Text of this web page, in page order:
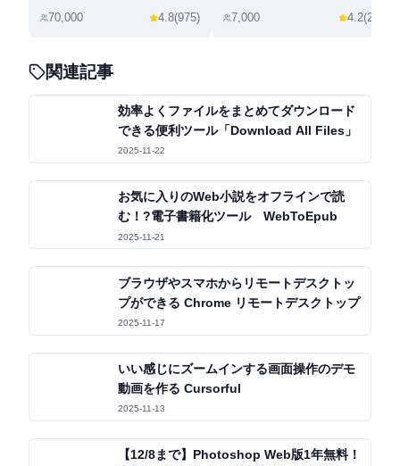
ChatGPTを美しいPDFに簡単
70,000 4.8(975) 7,000 4.2(25
関連記事
効率よくファイルをまとめてダウンロード
できる便利ツール「Download All Files」
2025-11-22
お気に入りのWeb小説をオフラインで読
む！?電子書籍化ツール WebToEpub
2025-11-21
ブラウザやスマホからリモートデスクトッ
プができる Chrome リモートデスクトップ
2025-11-17
いい感じにズームインする画面操作のデモ
動画を作る Cursorful
2025-11-13
【12/8まで】Photoshop Web版1年無料！